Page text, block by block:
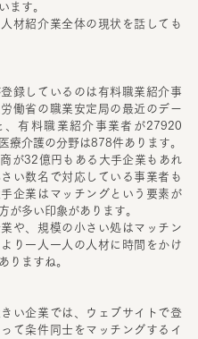
ます。
材紹介業全体の現状を話しても
録しているのは有料職業紹介事
働省の職業安定局の最近のデー
、有料職業紹介事業者が27920
療介護の分野は878件あります。
が32億円もある大手企業もあれ
い数名で対応している事業者も
企業はマッチングという要素が
が多い印象があります。
や、規模の小さい処はマッチン
り一人一人の人材に時間をかけ
りますね。
い企業では、ウェブサイトで登
て条件同士をマッチングするイ